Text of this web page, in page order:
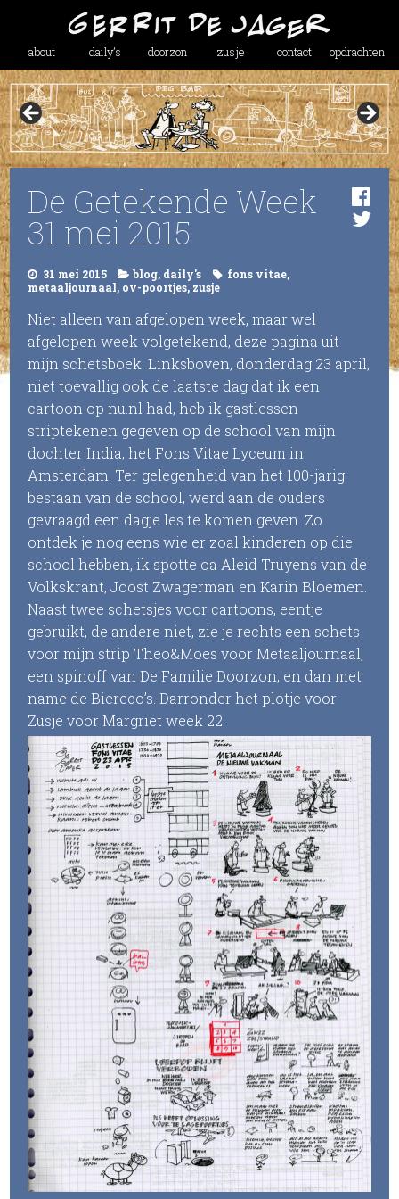
about daily’s doorzon zusje contact opdrachten
De Getekende Week
31 mei 2015
31 mei 2015 blog, daily's fons vitae,
metaaljournaal, ov-poortjes, zusje
Niet alleen van afgelopen week, maar wel
afgelopen week volgetekend, deze pagina uit
mijn schetsboek. Linksboven, donderdag 23 april,
niet toevallig ook de laatste dag dat ik een
cartoon op nu.nl had, heb ik gastlessen
striptekenen gegeven op de school van mijn
dochter India, het Fons Vitae Lyceum in
Amsterdam. Ter gelegenheid van het 100-jarig
bestaan van de school, werd aan de ouders
gevraagd een dagje les te komen geven. Zo
ontdek je nog eens wie er zoal kinderen op die
school hebben, ik spotte oa Aleid Truyens van de
Volkskrant, Joost Zwagerman en Karin Bloemen.
Naast twee schetsjes voor cartoons, eentje
gebruikt, de andere niet, zie je rechts een schets
voor mijn strip Theo&Moes voor Metaaljournaal,
een spinoff van De Familie Doorzon, en dan met
name de Biereco’s. Darronder het plotje voor
Zusje voor Margriet week 22.